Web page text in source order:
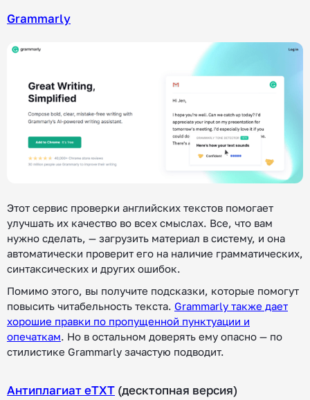
Grammarly
Этот сервис проверки английских текстов помогает
улучшать их качество во всех смыслах. Все, что вам
нужно сделать, — загрузить материал в систему, и она
автоматически проверит его на наличие грамматических,
синтаксических и других ошибок.
Помимо этого, вы получите подсказки, которые помогут
повысить читабельность текста. Grammarly также дает
хорошие правки по пропущенной пунктуации и
опечаткам. Но в остальном доверять ему опасно — по
стилистике Grammarly зачастую подводит.
Антиплагиат eTXT (десктопная версия)